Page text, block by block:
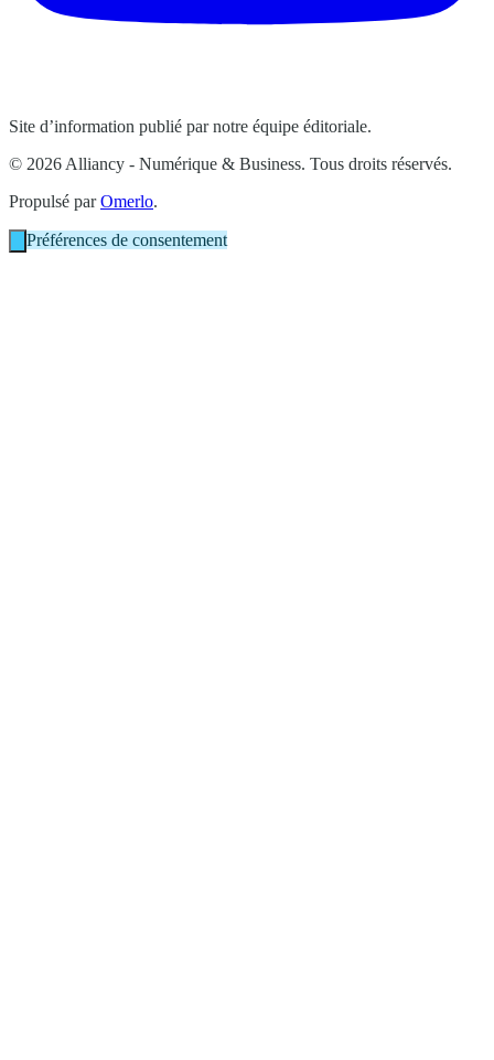
Site d’information publié par notre équipe éditoriale.
© 2026 Alliancy - Numérique & Business. Tous droits réservés.
Propulsé parOmerlo.
Préférences de consentement